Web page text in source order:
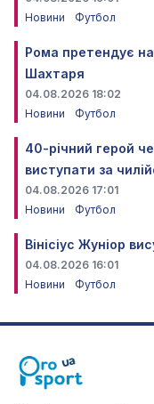
Новини
Футбол
Рома претендує
Шахтаря
04.08.2026 18:02
Новини
Футбол
40-річний герой
виступати за
04.08.2026 17:01
Новини
Футбол
Вінісіус Жуніор
04.08.2026 16:01
Новини
Футбол